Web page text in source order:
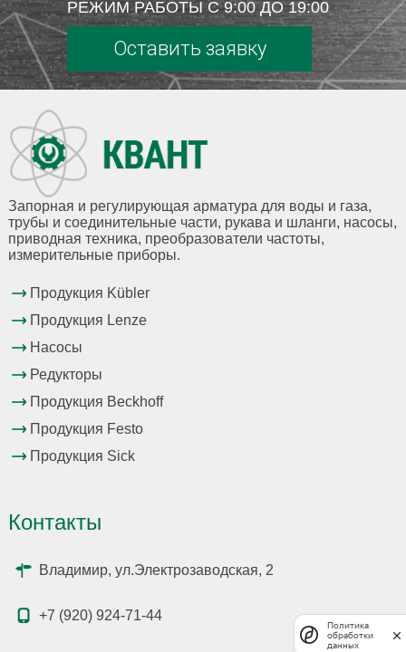
РЕЖИМ РАБОТЫ С 9:00 ДО 19:00
Оставить заявку
Запорная и регулирующая арматура для воды и газа,
трубы и соединительные части, рукава и шланги, насосы,
приводная техника, преобразователи частоты,
измерительные приборы.
Продукция Kübler
Продукция Lenze
Насосы
Редукторы
Продукция Beckhoff
Продукция Festo
Продукция Sick
Контакты
Владимир, ул.Электрозаводская, 2
+7 (920) 924-71-44
Политика
обработки
данных